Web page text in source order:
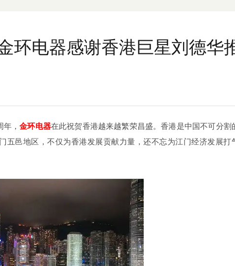
环电器感谢香港巨星刘德华
年，金环电器在此祝贺香港越来越繁荣昌盛。香港是中国不可分割
五邑地区，不仅为香港发展贡献力量，还不忘为江门经济发展打